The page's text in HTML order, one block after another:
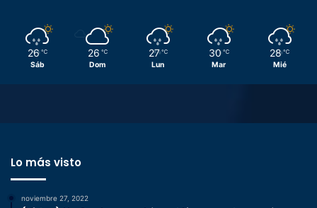
26 ℃
Sáb
26 ℃
Dom
27 ℃
Lun
30 ℃
Mar
28 ℃
Mié
Lo más visto
noviembre 27, 2022